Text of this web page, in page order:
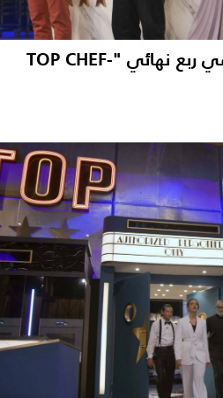
5 مشتركين يتنافسون في ربع نهائي "TOP CHEF-